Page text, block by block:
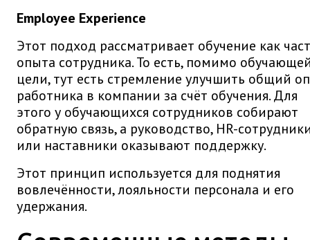
Employee Experience
Этот подход рассматривает обучение как
опыта сотрудника. То есть, помимо
цели, тут есть стремление улучшить общий
работника в компании за счёт обучения. Для
этого у обучающихся сотрудников собирают
обратную связь, а руководство, HR-
или наставники оказывают поддержку.
Этот принцип используется для поднятия
вовлечённости, лояльности персонала и его
удержания.